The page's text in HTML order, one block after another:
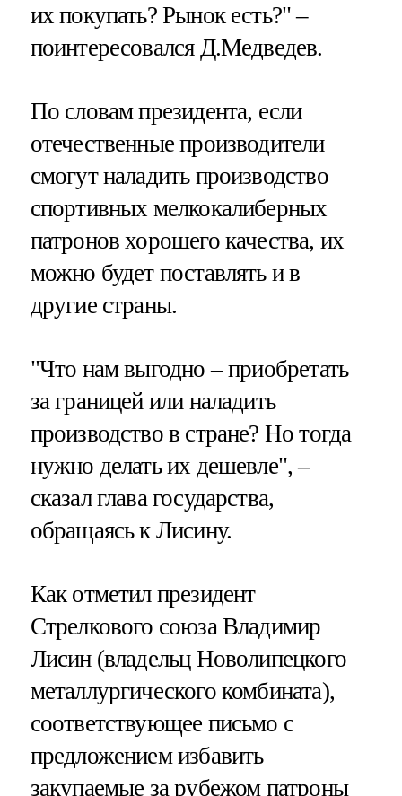
их покупать? Рынок есть?" –
поинтересовался Д.Медведев.
По словам президента, если
отечественные производители
смогут наладить производство
спортивных мелкокалиберных
патронов хорошего качества, их
можно будет поставлять и в
другие страны.
"Что нам выгодно – приобретать
за границей или наладить
производство в стране? Но тогда
нужно делать их дешевле", –
сказал глава государства,
обращаясь к Лисину.
Как отметил президент
Стрелкового союза Владимир
Лисин (владельц Новолипецкого
металлургического комбината),
соответствующее письмо с
предложением избавить
закупаемые за рубежом патроны